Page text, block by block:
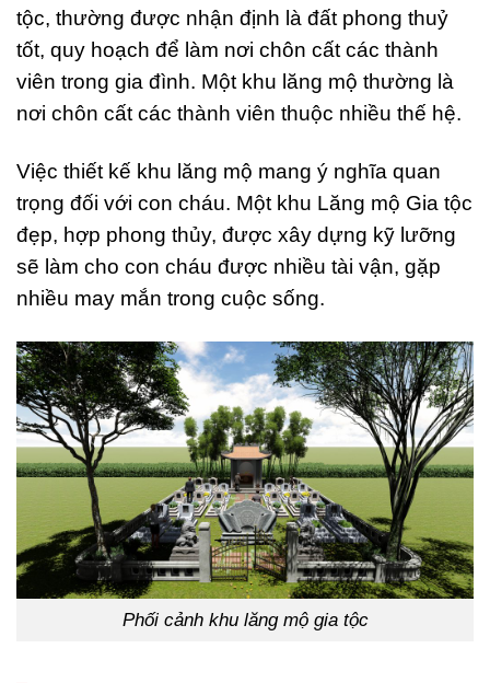
tộc, thường được nhận định là đất phong thuỷ
tốt, quy hoạch để làm nơi chôn cất các thành
viên trong gia đình. Một khu lăng mộ thường là
nơi chôn cất các thành viên thuộc nhiều thế hệ.
Việc thiết kế khu lăng mộ mang ý nghĩa quan
trọng đối với con cháu. Một khu Lăng mộ Gia tộc
đẹp, hợp phong thủy, được xây dựng kỹ lưỡng
sẽ làm cho con cháu được nhiều tài vận, gặp
nhiều may mắn trong cuộc sống.
Phối cảnh khu lăng mộ gia tộc